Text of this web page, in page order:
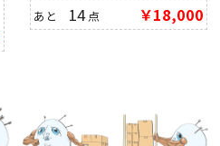
あと 14点 ￥18,000